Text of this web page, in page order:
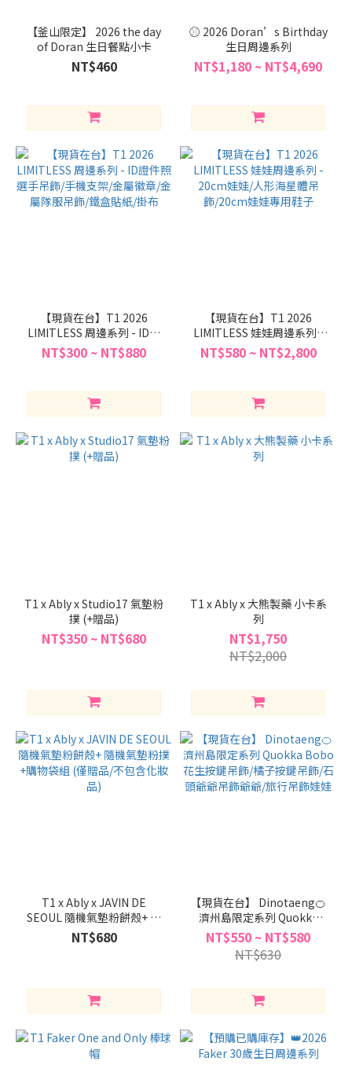
【釜山限定】 2026 the day
of Doran 生日餐點小卡
NT$460
⚾️ 2026 Doran’s Birthday
生日周邊系列
NT$1,180 ~ NT$4,690
【現貨在台】T1 2026
LIMITLESS 周邊系列 - ID證
件照選手吊飾/手機支架/金屬
徽章/金屬隊服吊飾/鐵盒貼
NT$300 ~ NT$880
【現貨在台】T1 2026
LIMITLESS 娃娃周邊系列 -
20cm娃娃/人形海星體吊
飾/20cm娃娃專用鞋子
NT$580 ~ NT$2,800
T1 x Ably x Studio17 氣墊粉
撲 (+贈品)
NT$350 ~ NT$680
T1 x Ably x 大熊製藥 小卡系
列
NT$1,750
NT$2,000
T1 x Ably x JAVIN DE
SEOUL 隨機氣墊粉餅殼+ 隨
機氣墊粉撲+購物袋組 (僅贈
品/不包含化妝品)
NT$680
【現貨在台】 Dinotaeng🍊
濟州島限定系列 Quokka
Bobo 花生按鍵吊飾/橘子按
鍵吊飾/石頭爺爺吊飾爺爺/旅
行吊飾娃娃
NT$550 ~ NT$580
NT$630